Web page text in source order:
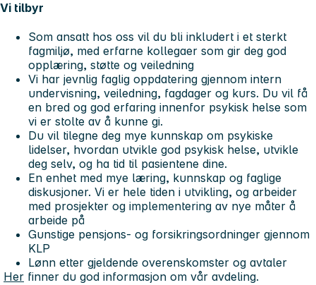
Vi tilbyr
Som ansatt hos oss vil du bli inkludert i et sterkt
fagmiljø, med erfarne kollegaer som gir deg god
opplæring, støtte og veiledning
Vi har jevnlig faglig oppdatering gjennom intern
undervisning, veiledning, fagdager og kurs. Du vil få
en bred og god erfaring innenfor psykisk helse som
vi er stolte av å kunne gi.
Du vil tilegne deg mye kunnskap om psykiske
lidelser, hvordan utvikle god psykisk helse, utvikle
deg selv, og ha tid til pasientene dine.
En enhet med mye læring, kunnskap og faglige
diskusjoner. Vi er hele tiden i utvikling, og arbeider
med prosjekter og implementering av nye måter å
arbeide på
Gunstige pensjons- og forsikringsordninger gjennom
KLP
Lønn etter gjeldende overenskomster og avtaler
Her finner du god informasjon om vår avdeling.